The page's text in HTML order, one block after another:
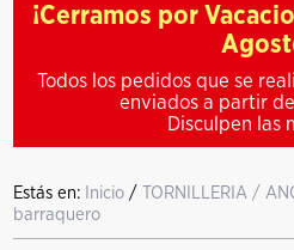
¡Cerramos por
Todos los pedidos que se
enviados a partir
Disculpen las
Estás en: Inicio /TORNILLERIA /
barraquero